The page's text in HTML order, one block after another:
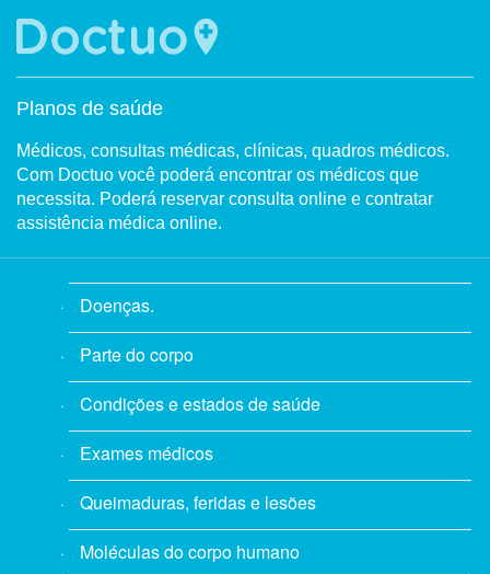
Planos de saúde
Médicos, consultas médicas, clínicas, quadros médicos.
Com Doctuo você poderá encontrar os médicos que
necessita. Poderá reservar consulta online e contratar
assistência médica online.
Doenças.
Parte do corpo
Condições e estados de saúde
Exames médicos
Queimaduras, feridas e lesões
Moléculas do corpo humano